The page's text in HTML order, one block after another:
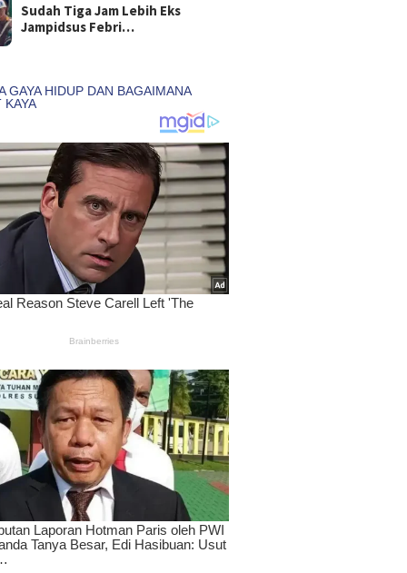
Sudah Tiga Jam Lebih Eks
Jampidsus Febri…